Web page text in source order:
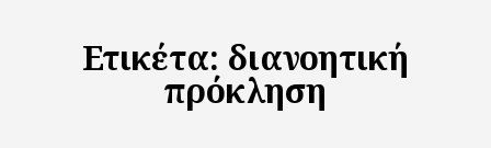
Ετικέτα: διανοητική
πρόκληση